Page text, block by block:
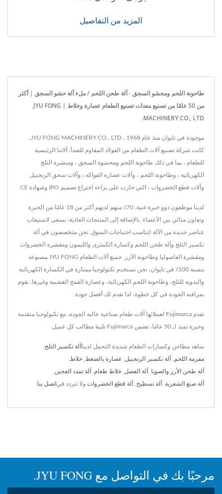
المزيد من التفاصيل
طاحونة اللحم ومحشو السجق - آلة طحن اللحم / ملء آلة حشو السجق | أكثر
من 50 عامًا من تصنيع معدات تصنيع الطعام عصارة وخلاط | JYU FONG
MACHINERY CO., LTD.
موجودة في تايوان منذ عام 1968 ، JYU FONG MACHINERY CO., LTD.
كانت شركة تصنيع آلات الطعام من الفولاذ المقاوم للصدأ. آلاتنا الرئيسية
للطعام ، بما في ذلك طاحونة اللحم ومحشوة السجق ، ومبشرة الثلج
الكهربائية ، وطاحونة اللحم ، وآلات عصارة الفواكه ، وآلات سحق الزنجبيل
وآلات قطع الخضروات ، التي حازت على براءة اختراع تصميم IPO وشهادة CE.
لدينا موظفون ذوو خبرة غنية. 70٪ منهم لديهم أكثر من 18 عامًا من الخبرة
وتعاون مثالي بين الأعضاء. بالإضافة إلى المنتجات العادية، نسعى لاستيعاب
عناصر جديدة من الآلة لتناسب احتياجات السوق. نحن متخصصون في آلة
تكسير الثلج وآلة طحن اللحم وكسارة الكمثرى والليمون ومقشرة الخضروات
ومقشرة الفاصوليا وطاحونة الأرز. جميع آلات الطعام JYU FONG مصنوعة
بنسبة 100٪ في تايوان، نحن نستخدم تكنولوجيا ممتازة في الكسارة الكهربائية
واليدوية للثلج، وطاحونة اللحم الكهربائية، وعصارة القمح العشبية وغيرها. نقوم
بمراقبة الجودة في كل خطوة، لذا نقدم لك أفضل جودة.
تقدم Fujimarca لعملائها آلات طعام صناعية عالية الجودة، مع تكنولوجيا متقدمة
وخبرة تمتد لـ 50 عامًا، تضمن Fujimarca تلبية مطالب كل عميل.
شاهد مطاحن وكسارات الطعام شديدة التحمل لدينا آلة تكسير الثلج,
مفرمة اللحم, آلة تكسير الزنجبيل, عصارة بالضغط, خلاط,
آلة طحن الأرز والصويا, آلة الفصل, خلاط طعام, آلة تمدد العجين,
آلة صنع الشعرية, آلة تسطيح, آلة قطع الخضروات ولا تتردد في اتصل بنا.
مرحبًا بك في التواصل مع JYU FONG.